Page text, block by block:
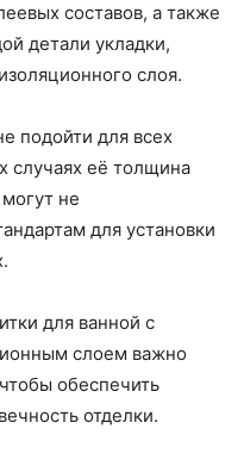
составов, а также
детали укладки,
слоя.
подойти для всех
случаях её толщина
не
для установки
для ванной с
слоем важно
обеспечить
отделки.